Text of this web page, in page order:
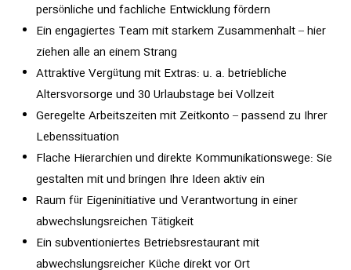
persönliche und fachliche Entwicklung fördern
Ein engagiertes Team mit starkem Zusammenhalt – hier
ziehen alle an einem Strang
Attraktive Vergütung mit Extras: u. a. betriebliche
Altersvorsorge und 30 Urlaubstage bei Vollzeit
Geregelte Arbeitszeiten mit Zeitkonto – passend zu Ihrer
Lebenssituation
Flache Hierarchien und direkte Kommunikationswege: Sie
gestalten mit und bringen Ihre Ideen aktiv ein
Raum für Eigeninitiative und Verantwortung in einer
abwechslungsreichen Tätigkeit
Ein subventioniertes Betriebsrestaurant mit
abwechslungsreicher Küche direkt vor Ort